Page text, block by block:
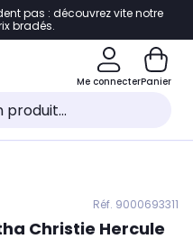
page
pas : découvrez vite notre
bradés.
Me connecterPanier
Réf. 9000693311
Christie Hercule